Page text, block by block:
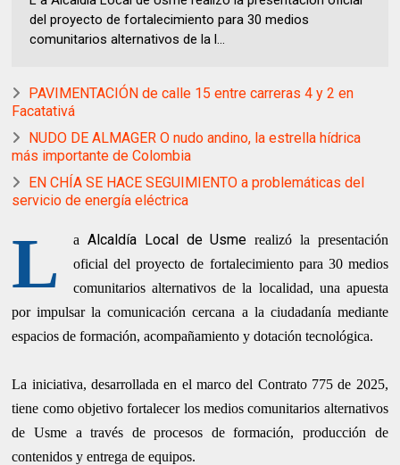
del proyecto de fortalecimiento para 30 medios
comunitarios alternativos de la l...
PAVIMENTACIÓN de calle 15 entre carreras 4 y 2 en
Facatativá
NUDO DE ALMAGER O nudo andino, la estrella hídrica
más importante de Colombia
EN CHÍA SE HACE SEGUIMIENTO a problemáticas del
servicio de energía eléctrica
L aAlcaldía Local de Usme realizó la presentación
oficial del proyecto de fortalecimiento para 30 medios
comunitarios alternativos de la localidad, una apuesta
por impulsar la comunicación cercana a la ciudadanía mediante
espacios de formación, acompañamiento y dotación tecnológica.
La iniciativa, desarrollada en el marco del Contrato 775 de 2025,
tiene como objetivo fortalecer los medios comunitarios alternativos
de Usme a través de procesos de formación, producción de
contenidos y entrega de equipos.